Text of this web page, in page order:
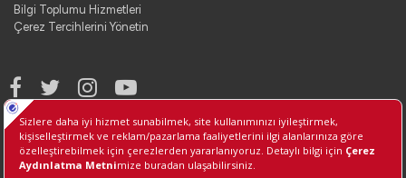
Bilgi Toplumu Hizmetleri
Çerez Tercihlerini Yönetin